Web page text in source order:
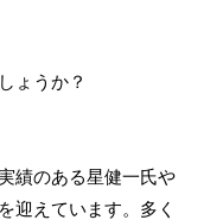
ょうか？
績のある星健一氏や
迎えています。多く